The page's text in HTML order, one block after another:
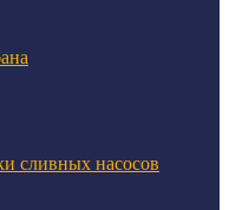
сливных насосов